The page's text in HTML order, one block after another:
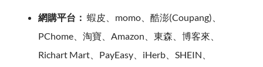
網購平台： 蝦皮、momo、酷澎(Coupang)、
PChome、淘寶、Amazon、東森、博客來、
Richart Mart、PayEasy、iHerb、SHEIN、